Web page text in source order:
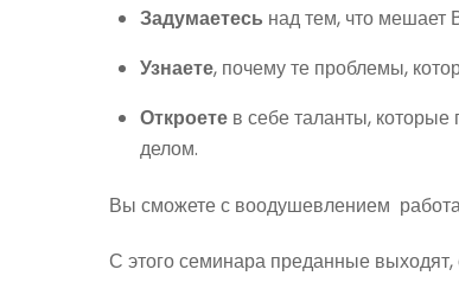
Задумаетесь над тем, что мешает
Узнаете, почему те проблемы,
Откроетев себе таланты, которые
делом.
Вы сможете с воодушевлением
С этого семинара преданные